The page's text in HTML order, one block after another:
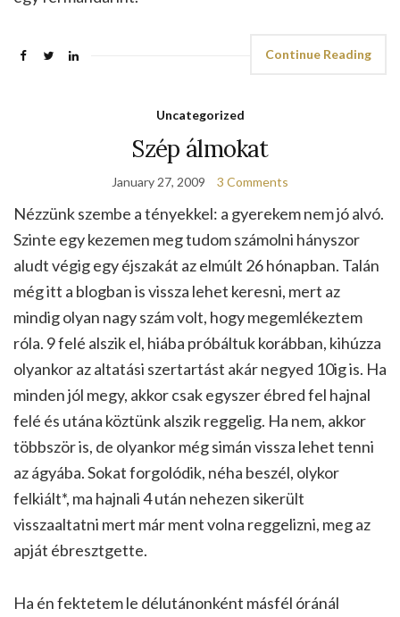
Continue Reading
Uncategorized
Szép álmokat
January 27, 2009 3 Comments
Nézzünk szembe a tényekkel: a gyerekem nem jó alvó.
Szinte egy kezemen meg tudom számolni hányszor
aludt végig egy éjszakát az elmúlt 26 hónapban. Talán
még itt a blogban is vissza lehet keresni, mert az
mindig olyan nagy szám volt, hogy megemlékeztem
róla. 9 felé alszik el, hiába próbáltuk korábban, kihúzza
olyankor az altatási szertartást akár negyed 10ig is. Ha
minden jól megy, akkor csak egyszer ébred fel hajnal
felé és utána köztünk alszik reggelig. Ha nem, akkor
többször is, de olyankor még simán vissza lehet tenni
az ágyába. Sokat forgolódik, néha beszél, olykor
felkiált*, ma hajnali 4 után nehezen sikerült
visszaaltatni mert már ment volna reggelizni, meg az
apját ébresztgette.
Ha én fektetem le délutánonként másfél óránál